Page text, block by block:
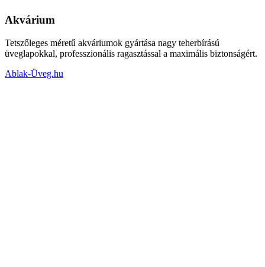
Akvárium
Tetszőleges méretű akváriumok gyártása nagy teherbírású
üveglapokkal, professzionális ragasztással a maximális biztonságért.
Ablak-Üveg.hu